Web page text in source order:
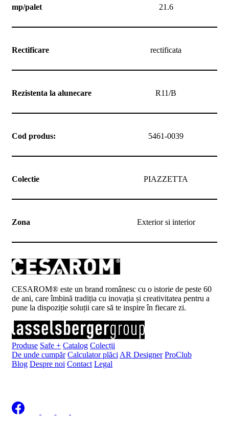
mp/palet 21.6
Rectificare rectificata
Rezistenta la alunecare R11/B
Cod produs: 5461-0039
Colectie PIAZZETTA
Zona Exterior si interior
CESAROM® este un brand românesc cu o istorie de peste 60
de ani, care îmbină tradiția cu inovația și creativitatea pentru a
pune la dispoziție soluții care să te inspire în fiecare zi.
Produse Safe + Catalog Colecții
De unde cumpăr Calculator plăci AR Designer ProClub
Blog Despre noi Contact Legal